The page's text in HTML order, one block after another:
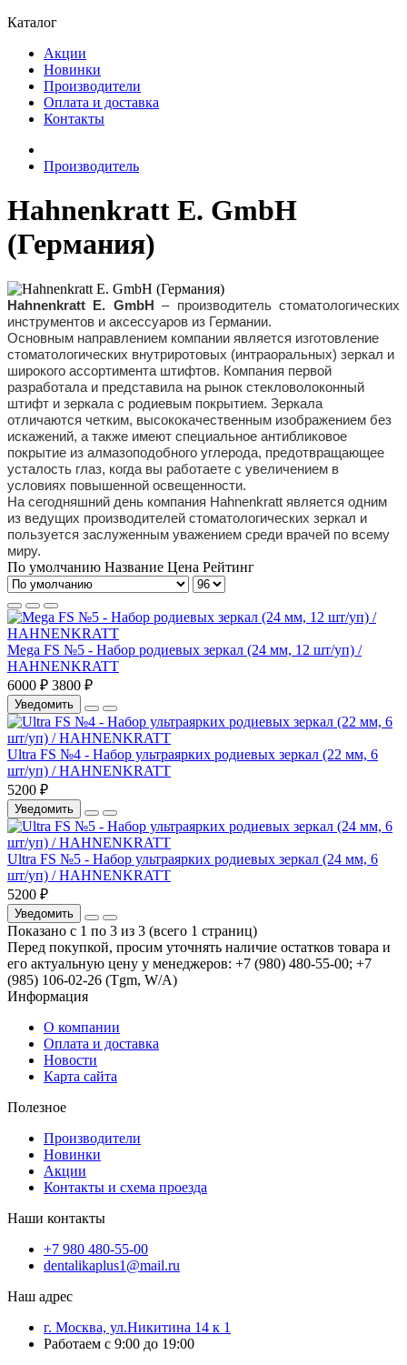
Каталог
Акции
Новинки
Производители
Оплата и доставка
Контакты
Производитель
Hahnenkratt E. GmbH
(Германия)
Hahnenkratt E. GmbH
– производитель стоматологических
инструментов и аксессуаров из Германии.
Основным направлением компании является изготовление
стоматологических внутриротовых (интраоральных) зеркал и
широкого ассортимента штифтов. Компания первой
разработала и представила на рынок стекловолоконный
штифт и зеркала с родиевым покрытием. Зеркала
отличаются четким, высококачественным изображением без
искажений, а также имеют специальное антибликовое
покрытие из алмазоподобного углерода, предотвращающее
усталость глаз, когда вы работаете с увеличением в
условиях повышенной освещенности.
На сегодняшний день компания Hahnenkratt является одним
из ведущих производителей стоматологических зеркал и
пользуется заслуженным уважением среди врачей по всему
миру.
По умолчанию Название Цена Рейтинг
Mega FS №5 - Набор родиевых зеркал (24 мм, 12 шт/уп) /
HAHNENKRATT
6000 ₽ 3800 ₽
Уведомить
Ultra FS №4 - Набор ультраярких родиевых зеркал (22 мм, 6
шт/уп) / HAHNENKRATT
5200 ₽
Уведомить
Ultra FS №5 - Набор ультраярких родиевых зеркал (24 мм, 6
шт/уп) / HAHNENKRATT
5200 ₽
Уведомить
Показано с 1 по 3 из 3 (всего 1 страниц)
Перед покупкой, просим уточнять наличие остатков товара и
его актуальную цену у менеджеров: +7 (980) 480-55-00; +7
(985) 106-02-26 (Tgm, W/A)
Информация
О компании
Оплата и доставка
Новости
Карта сайта
Полезное
Производители
Новинки
Акции
Контакты и схема проезда
Наши контакты
+7 980 480-55-00
dentalikaplus1@mail.ru
Наш адрес
г. Москва, ул.Никитина 14 к 1
Работаем с 9:00 до 19:00